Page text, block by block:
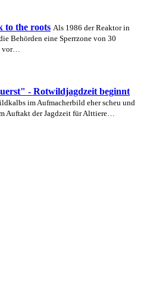
to the roots Als 1986 der Reaktor in
Behörden eine Sperrzone von 30
vor…
- Rotwildjagdzeit beginnt
im Aufmacherbild eher scheu und
Auftakt der Jagdzeit für Alttiere…